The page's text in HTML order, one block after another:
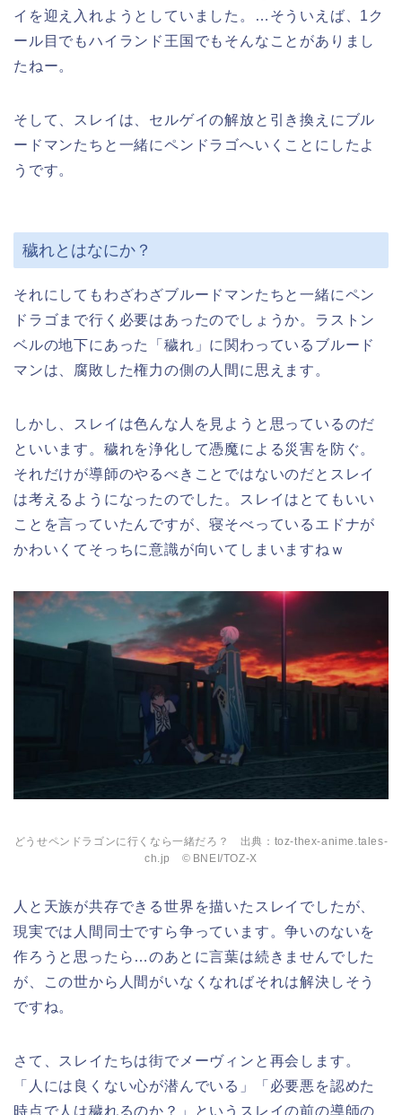
イを迎え入れようとしていました。…そういえば、1ク
ール目でもハイランド王国でもそんなことがありまし
たねー。
そして、スレイは、セルゲイの解放と引き換えにブル
ードマンたちと一緒にペンドラゴへいくことにしたよ
うです。
穢れとはなにか？
それにしてもわざわざブルードマンたちと一緒にペン
ドラゴまで行く必要はあったのでしょうか。ラストン
ベルの地下にあった「穢れ」に関わっているブルード
マンは、腐敗した権力の側の人間に思えます。
しかし、スレイは色んな人を見ようと思っているのだ
といいます。穢れを浄化して憑魔による災害を防ぐ。
それだけが導師のやるべきことではないのだとスレイ
は考えるようになったのでした。スレイはとてもいい
ことを言っていたんですが、寝そべっているエドナが
かわいくてそっちに意識が向いてしまいますねｗ
どうせペンドラゴンに行くなら一緒だろ？ 出典：toz-thex-anime.tales-
ch.jp © BNEI/TOZ-X
人と天族が共存できる世界を描いたスレイでしたが、
現実では人間同士ですら争っています。争いのないを
作ろうと思ったら…のあとに言葉は続きませんでした
が、この世から人間がいなくなればそれは解決しそう
ですね。
さて、スレイたちは街でメーヴィンと再会します。
「人には良くない心が潜んでいる」「必要悪を認めた
時点で人は穢れるのか？」というスレイの前の導師の